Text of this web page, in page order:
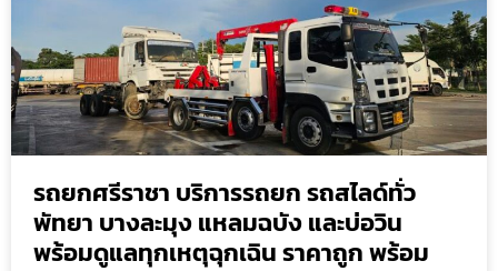
รถยกศรีราชา บริการรถยก รถสไลด์ทั่ว
พัทยา บางละมุง แหลมฉบัง และบ่อวิน
พร้อมดูแลทุกเหตุฉุกเฉิน ราคาถูก พร้อม